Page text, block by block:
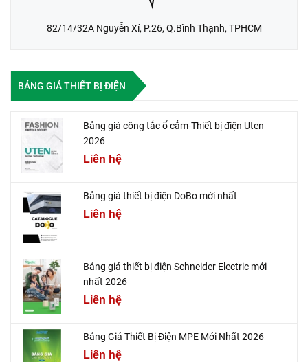
82/14/32A Nguyễn Xí, P.26, Q.Bình Thạnh, TPHCM
BẢNG GIÁ THIẾT BỊ ĐIỆN
Bảng giá công tắc ổ cắm-Thiết bị điện Uten
2026
Liên hệ
Bảng giá thiết bị điện DoBo mới nhất
Liên hệ
Bảng giá thiết bị điện Schneider Electric mới
nhất 2026
Liên hệ
Bảng Giá Thiết Bị Điện MPE Mới Nhất 2026
Liên hệ